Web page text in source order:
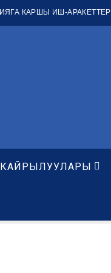
КАРШЫ ИШ-АРАКЕТТЕР